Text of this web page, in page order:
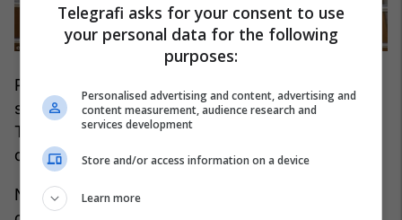
Përveç 24 koncerteve të riplanifikuara, janë
shpallur edhe tetë data për koncerte të tjera.
Turneu tani do të zhvillohet nga 18 nëntori 2022
deri më 25 mars 2023.
Një numër i përzgjedhur biletash do të jetë i
Telegrafi asks for your consent to use
your personal data for the following
purposes:
Personalised advertising and content, advertising and
content measurement, audience research and
services development
Store and/or access information on a device
Learn more